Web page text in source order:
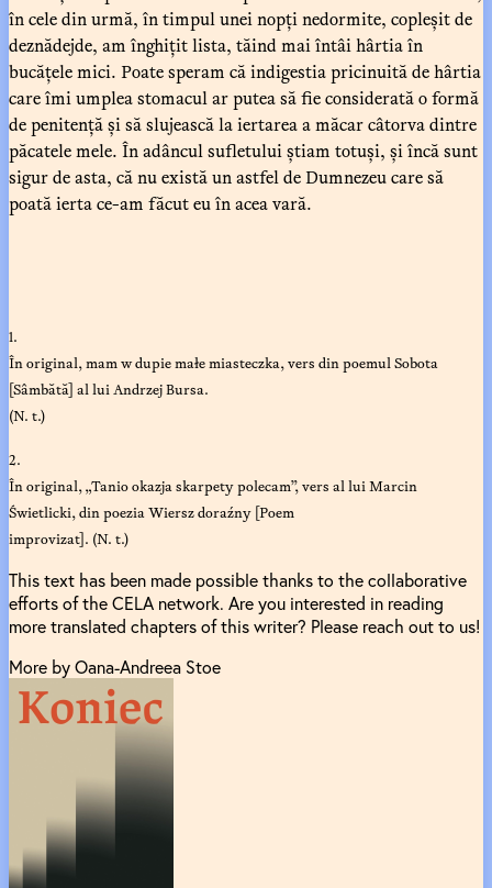
în cele din urmă, în timpul unei nopți nedormite, copleșit de
deznădejde, am înghițit lista, tăind mai întâi hârtia în
bucățele mici. Poate speram că indigestia pricinuită de hârtia
care îmi umplea stomacul ar putea să fie considerată o formă
de penitență și să slujească la iertarea a măcar câtorva dintre
păcatele mele. În adâncul sufletului știam totuși, și încă sunt
sigur de asta, că nu există un astfel de Dumnezeu care să
poată ierta ce-am făcut eu în acea vară.
1.
În original, mam w dupie małe miasteczka, vers din poemul Sobota
[Sâmbătă] al lui Andrzej Bursa.
(N. t.)
2.
În original, „Tanio okazja skarpety polecam”, vers al lui Marcin
Świetlicki, din poezia Wiersz doraźny [Poem
improvizat]. (N. t.)
This text has been made possible thanks to the collaborative
efforts of the CELA network. Are you interested in reading
more translated chapters of this writer? Please reach out to us!
More by Oana-Andreea Stoe